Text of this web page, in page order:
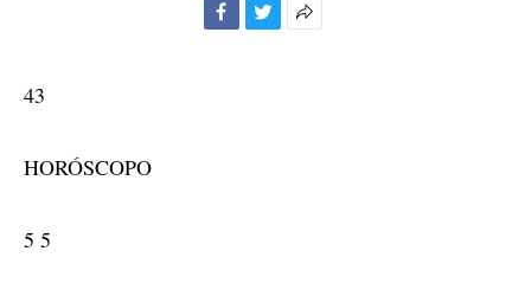
43
HORÓSCOPO
5 5